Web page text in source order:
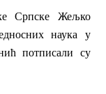
Српске Жељко
наука у
потписали су